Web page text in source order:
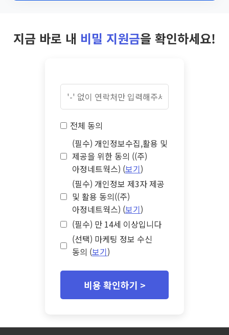
지금 바로 내 비밀 지원금을 확인하세요!
전체 동의
(필수) 개인정보수집,활용 및
제공을 위한 동의 ((주)
아정네트웍스) (보기)
(필수) 개인정보 제3자 제공
및 활용 동의((주)
아정네트웍스) (보기)
(필수) 만 14세 이상입니다
(선택) 마케팅 정보 수신
동의 (보기)
비용 확인하기 >